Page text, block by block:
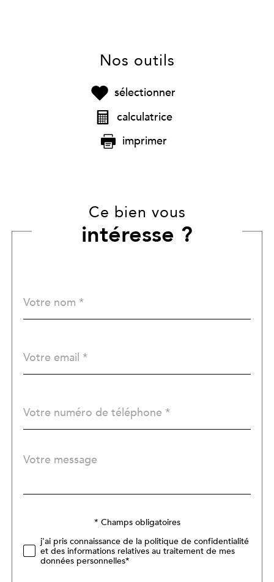
Nos outils
sélectionner
calculatrice
imprimer
Ce bien vous
intéresse ?
Fieldset
par
*
*
*
Fieldset
défaut
Message
*
Validation* Champs obligatoires
j'ai pris connaissance de la politique de confidentialité
et des informations relatives au traitement de mes
données personnelles*